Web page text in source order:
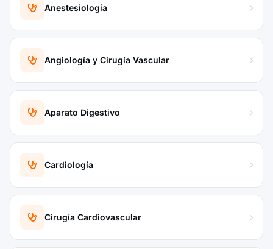
Anestesiología
Angiología y Cirugía Vascular
Aparato Digestivo
Cardiología
Cirugía Cardiovascular